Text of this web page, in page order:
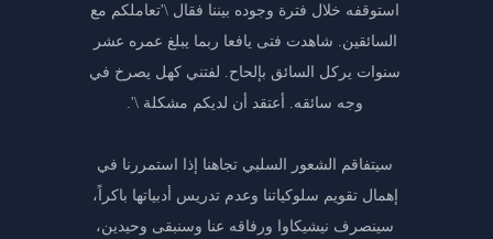
استوقفه خلال فترة وجوده بيننا فقال \'تعاملكم مع
السائقين. شاهدت فتى يافعا ربما يبلغ عمره عشر
سنوات يركل السائق بإلحاح. لفتني كهل يصرخ في
وجه سائقه. أعتقد أن لديكم مشكلة \'.
سيتفاقم الشعور السلبي تجاهنا إذا استمررنا في
إهمال تقويم سلوكياتنا وعدم تدريس أدبياتها باكراً،
سينصرف نيشيكاوا ورفاقه عنا وسنبقى وحيدين،